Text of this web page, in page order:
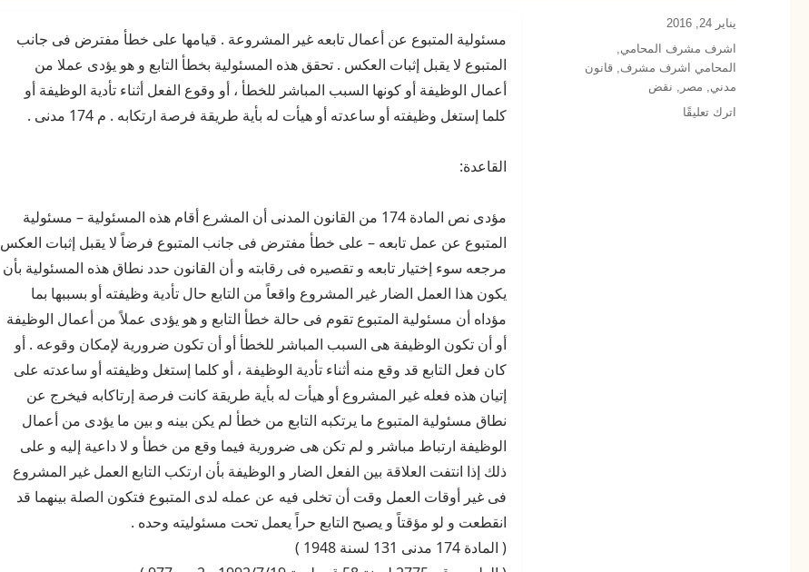
مسئولية المتبوع عن أعمال تابعه غير المشروعة . قيامها على خطأ مفترض فى جانب
المتبوع لا يقبل إثبات العكس . تحقق هذه المسئولية بخطأ التابع و هو يؤدى عملا من
أعمال الوظيفة أو كونها السبب المباشر للخطأ ، أو وقوع الفعل أثناء تأدية الوظيفة أو
كلما إستغل وظيفته أو ساعدته أو هيأت له بأية طريقة فرصة ارتكابه . م 174 مدنى .
القاعدة:
مؤدى نص المادة 174 من القانون المدنى أن المشرع أقام هذه المسئولية – مسئولية
المتبوع عن عمل تابعه – على خطأ مفترض فى جانب المتبوع فرضاً لا يقبل إثبات العكس
مرجعه سوء إختيار تابعه و تقصيره فى رقابته و أن القانون حدد نطاق هذه المسئولية بأن
يكون هذا العمل الضار غير المشروع واقعاً من التابع حال تأدية وظيفته أو بسببها بما
مؤداه أن مسئولية المتبوع تقوم فى حالة خطأ التابع و هو يؤدى عملاً من أعمال الوظيفة
أو أن تكون الوظيفة هى السبب المباشر للخطأ أو أن تكون ضرورية لإمكان وقوعه . أو
كان فعل التابع قد وقع منه أثناء تأدية الوظيفة ، أو كلما إستغل وظيفته أو ساعدته على
إتيان هذه فعله غير المشروع أو هيأت له بأية طريقة كانت فرصة إرتاكابه فيخرج عن
نطاق مسئولية المتبوع ما يرتكبه التابع من خطأ لم يكن بينه و بين ما يؤدى من أعمال
الوظيفة ارتباط مباشر و لم تكن هى ضرورية فيما وقع من خطأ و لا داعية إليه و على
ذلك إذا انتفت العلاقة بين الفعل الضار و الوظيفة بأن ارتكب التابع العمل غير المشروع
فى غير أوقات العمل وقت أن تخلى فيه عن عمله لدى المتبوع فتكون الصلة بينهما قد
انقطعت و لو مؤقتاً و يصبح التابع حراً يعمل تحت مسئوليته وحده .
( المادة 174 مدنى 131 لسنة 1948 )
نُشرت
في
يناير 24, 2016
التصنيفات
اشرف مشرف المحامي
المحامي اشرف مشرف ,قانون
مدني
مصر
نقض
اترك تعليقًا